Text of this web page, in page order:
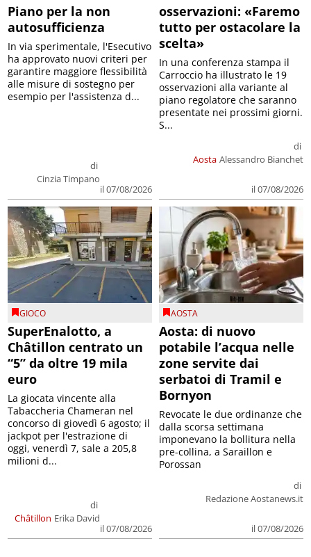
Piano per la non
autosufficienza
di
Cinzia Timpano
il 07/08/2026
In via sperimentale, l'Esecutivo
ha approvato nuovi criteri per
garantire maggiore flessibilità
alle misure di sostegno per
esempio per l'assistenza d...
osservazioni: «Faremo
tutto per ostacolare la
scelta»
Aosta
di
Alessandro Bianchet
il 07/08/2026
In una conferenza stampa il
Carroccio ha illustrato le 19
osservazioni alla variante al
piano regolatore che saranno
presentate nei prossimi giorni.
S...
GIOCO
SuperEnalotto, a
Châtillon centrato un
“5” da oltre 19 mila
euro
Châtillon
di
Erika David
il 07/08/2026
La giocata vincente alla
Tabaccheria Chameran nel
concorso di giovedì 6 agosto; il
jackpot per l'estrazione di
oggi, venerdì 7, sale a 205,8
milioni d...
AOSTA
Aosta: di nuovo
potabile l’acqua nelle
zone servite dai
serbatoi di Tramil e
Bornyon
di
Redazione Aostanews.it
il 07/08/2026
Revocate le due ordinanze che
dalla scorsa settimana
imponevano la bollitura nella
pre-collina, a Saraillon e
Porossan